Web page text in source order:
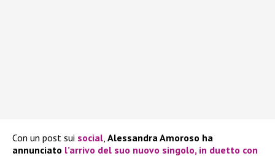
Con un post sui social, Alessandra Amoroso ha
annunciato l’arrivo del suo nuovo singolo, in duetto con